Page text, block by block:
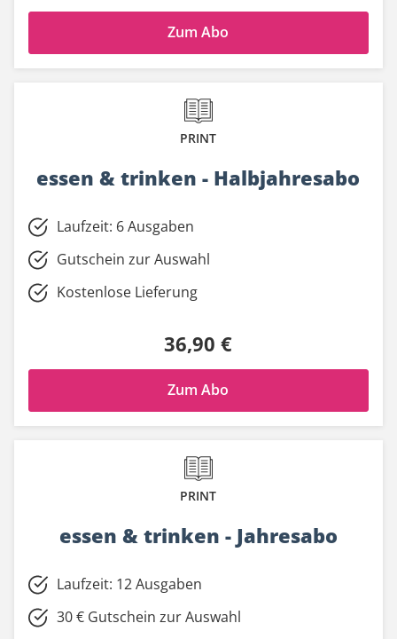
Zum Abo
PRINT
essen & trinken - Halbjahresabo
Laufzeit: 6 Ausgaben
Gutschein zur Auswahl
Kostenlose Lieferung
36,90 €
Zum Abo
PRINT
essen & trinken - Jahresabo
Laufzeit: 12 Ausgaben
30 € Gutschein zur Auswahl